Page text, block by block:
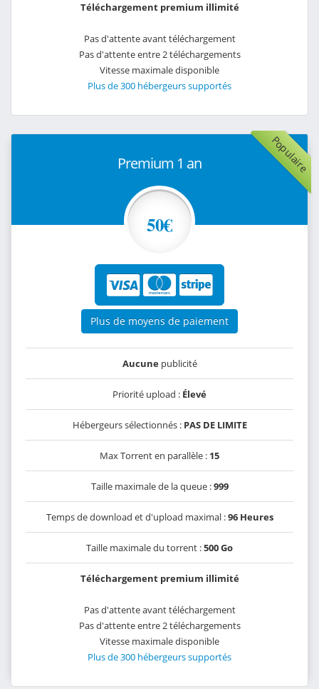
Téléchargement premium illimité
Pas d'attente avant téléchargement
Pas d'attente entre 2 téléchargements
Vitesse maximale disponible
Plus de 300 hébergeurs supportés
Populaire
Premium 1 an
50€
Plus de moyens de paiement
Aucunepublicité
Priorité upload : Élevé
Hébergeurs sélectionnés : PAS DE LIMITE
Max Torrent en parallèle : 15
Taille maximale de la queue :999
Temps de download et d'upload maximal :96 Heures
Taille maximale du torrent :500 Go
Téléchargement premium illimité
Pas d'attente avant téléchargement
Pas d'attente entre 2 téléchargements
Vitesse maximale disponible
Plus de 300 hébergeurs supportés